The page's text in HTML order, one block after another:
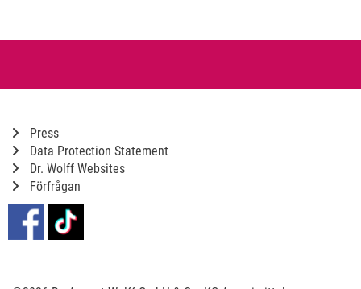
Press
Data Protection Statement
Dr. Wolff Websites
Förfrågan